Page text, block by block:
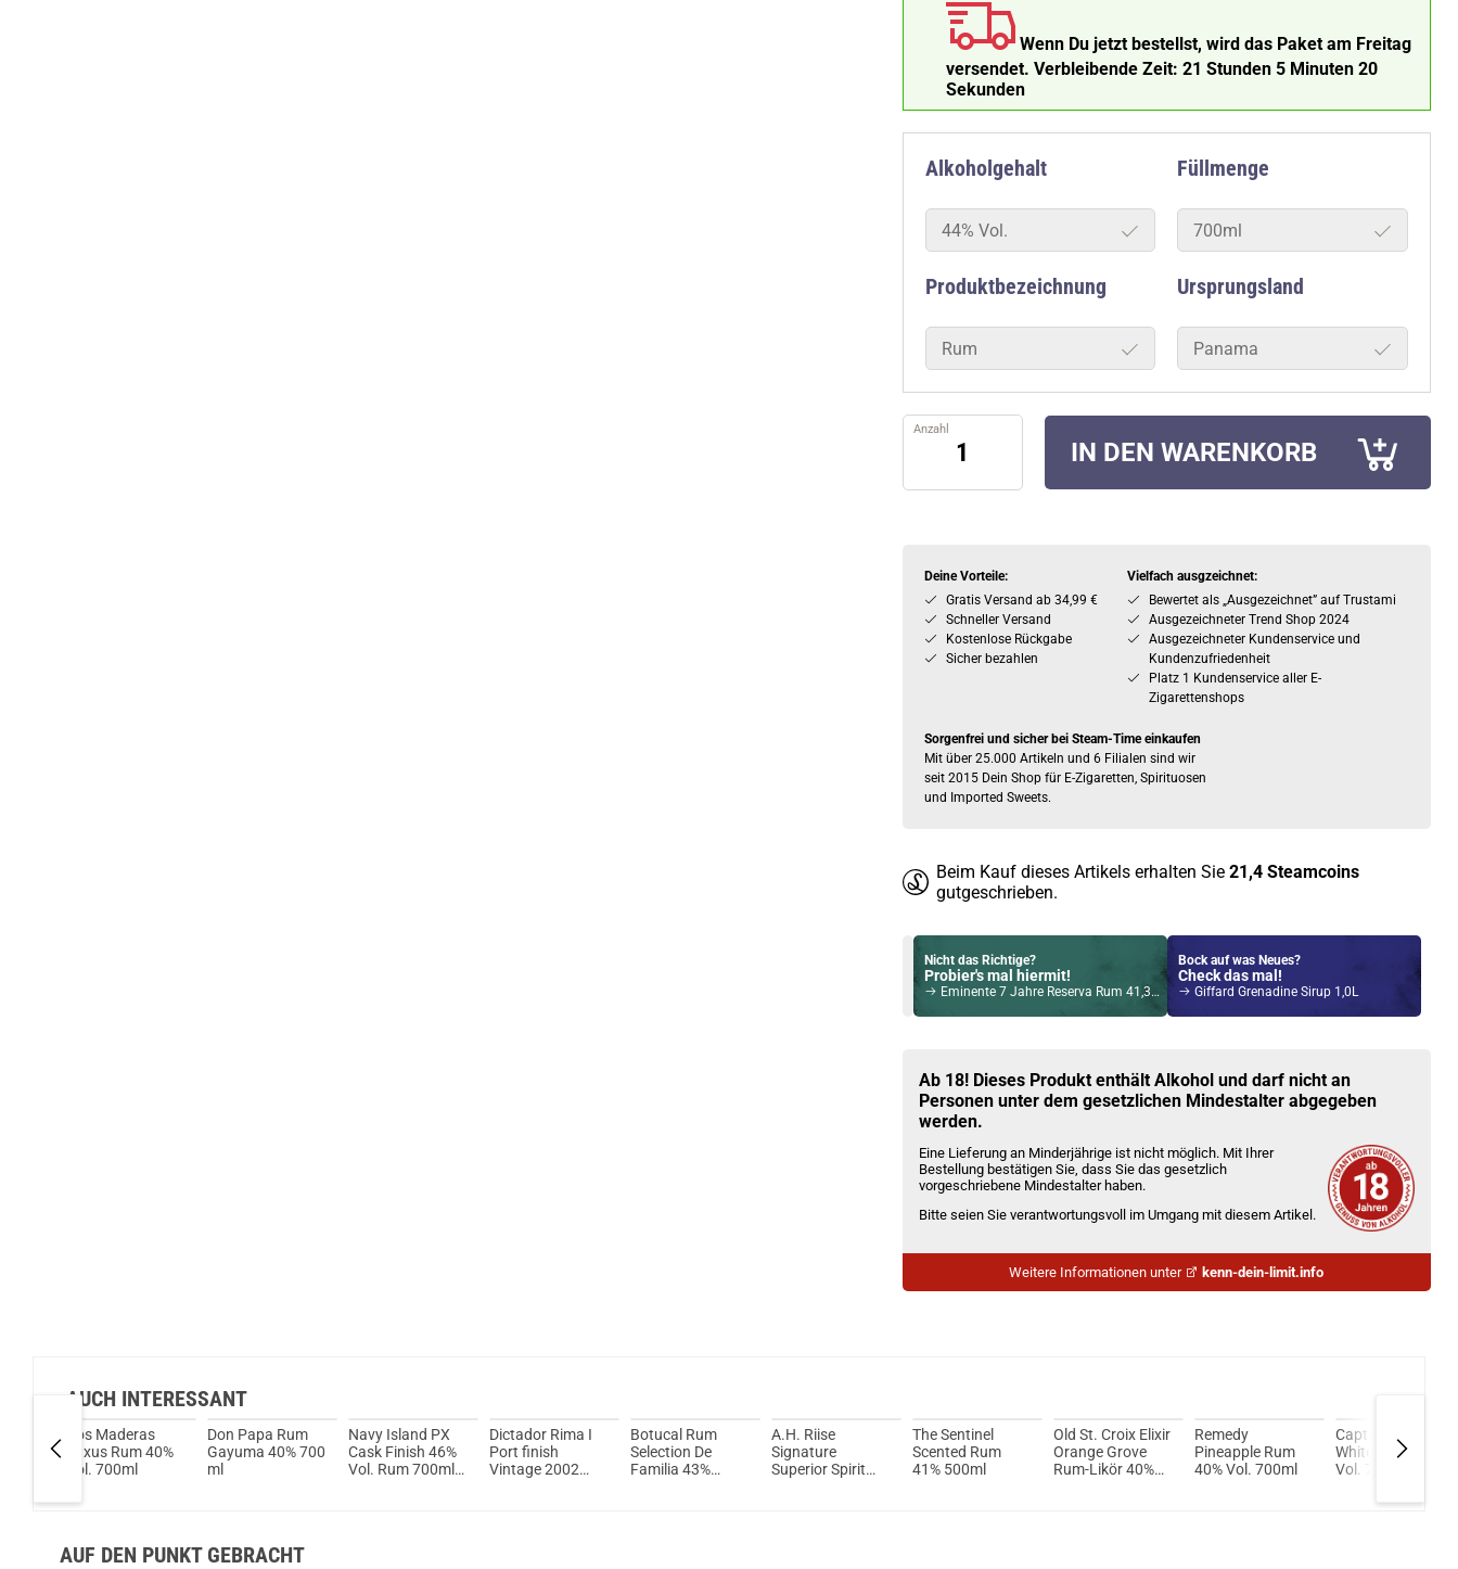
Wenn Du jetzt bestellst, wird das Paket am Freitag
versendet. Verbleibende Zeit: 21 Stunden 5 Minuten 19
Sekunden
Alkoholgehalt
44% Vol.
Füllmenge
700ml
Produktbezeichnung
Rum
Ursprungsland
Panama
Anzahl
IN DEN WARENKORB
Deine Vorteile:
Gratis Versand ab 34,99 €
Schneller Versand
Kostenlose Rückgabe
Sicher bezahlen
Vielfach ausgzeichnet:
Bewertet als „Ausgezeichnet” auf Trustami
Ausgezeichneter Trend Shop 2024
Ausgezeichneter Kundenservice und
Kundenzufriedenheit
Platz 1 Kundenservice aller E-
Zigarettenshops
Sorgenfrei und sicher bei Steam-Time einkaufen
Mit über 25.000 Artikeln und 6 Filialen sind wir
seit 2015 Dein Shop für E-Zigaretten, Spirituosen
und Imported Sweets.
Beim Kauf dieses Artikels erhalten Sie 21,4 Steamcoins
gutgeschrieben.
Nicht das Richtige?
Probier's mal hiermit!
Eminente 7 Jahre Reserva Rum 41,3% Vol. 700ml
Bock auf was Neues?
Check das mal!
Giffard Grenadine Sirup 1,0L
Suorin Ace 2ml 1000mAh Pod Kit Weiss
Ab 18! Dieses Produkt enthält Alkohol und darf nicht an
Personen unter dem gesetzlichen Mindestalter abgegeben
werden.
Eine Lieferung an Minderjährige ist nicht möglich. Mit Ihrer
Bestellung bestätigen Sie, dass Sie das gesetzlich
vorgeschriebene Mindestalter haben.
Bitte seien Sie verantwortungsvoll im Umgang mit diesem Artikel.
Weitere Informationen unter kenn-dein-limit.info
AUCH INTERESSANT
Dos Maderas
Luxus Rum 40%
Vol. 700ml
Don Papa Rum
Gayuma 40% 700
ml
Navy Island PX
Cask Finish 46%
Vol. Rum 700ml
Dictador Rima I
Port finish
Vintage 2002
Botucal Rum
Selection De
Familia 43%
A.H. Riise
Signature
Superior Spirit
The Sentinel
Scented Rum
41% 500ml
Old St. Croix Elixir
Orange Grove
Rum-Likör 40%
Remedy
Pineapple Rum
40% Vol. 700ml
Captain Morgan
White Rum 37,5%
Vol. 700ml
AUF DEN PUNKT GEBRACHT